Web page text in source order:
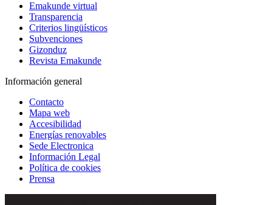
Emakunde virtual
Transparencia
Criterios lingüísticos
Subvenciones
Gizonduz
Revista Emakunde
Información general
Contacto
Mapa web
Accesibilidad
Energías renovables
Sede Electronica
Información Legal
Política de cookies
Prensa